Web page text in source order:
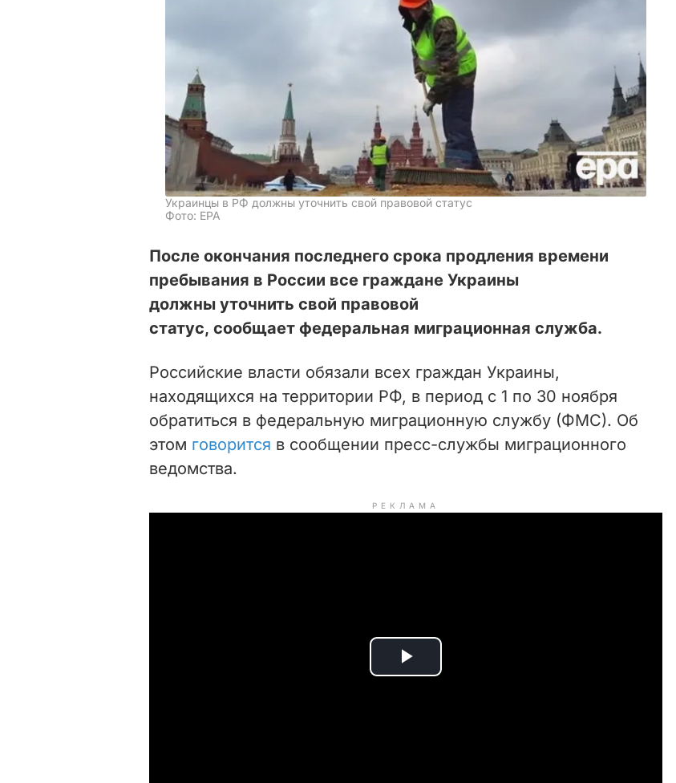
Украинцы в РФ должны уточнить свой правовой статус
Фото: ЕРА
После окончания последнего срока продления времени
пребывания в России все граждане Украины
должны уточнить свой правовой
статус, сообщает федеральная миграционная служба.
Российские власти обязали всех граждан Украины,
находящихся на территории РФ, в период с 1 по 30 ноября
обратиться в федеральную миграционную службу (ФМС). Об
этом говорится в сообщении пресс-службы миграционного
ведомства.
РЕКЛАМА
P